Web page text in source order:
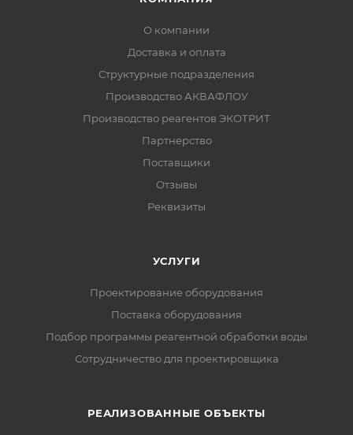
О компании
Доставка и оплата
Структурные подразделения
Производство АКВАФЛОУ
Производство реагентов ЭКОТРИТ
Партнерство
Поставщики
Отзывы
Реквизиты
УСЛУГИ
Проектирование оборудования
Поставка оборудования
Подбор программы реагентной обработки воды
Сотрудничество для проектировщика
РЕАЛИЗОВАННЫЕ ОБЪЕКТЫ